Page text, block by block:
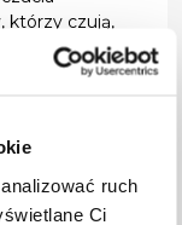
ruch
Ci
którzy czują,
zmian, są